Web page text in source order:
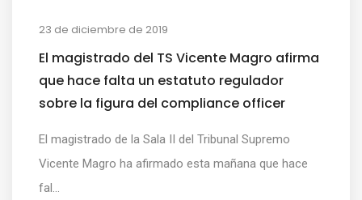
23 de diciembre de 2019
El magistrado del TS Vicente Magro afirma
que hace falta un estatuto regulador
sobre la figura del compliance officer
El magistrado de la Sala II del Tribunal Supremo
Vicente Magro ha afirmado esta mañana que hace
fal...